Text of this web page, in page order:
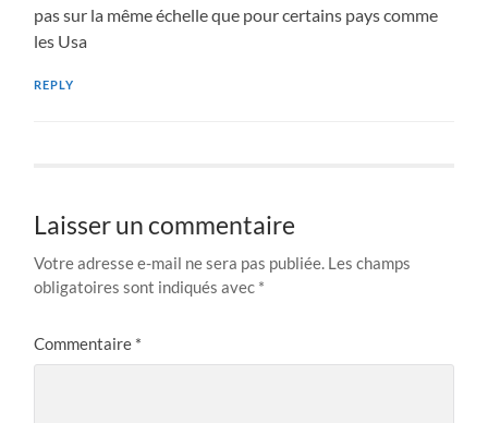
pas sur la même échelle que pour certains pays comme
les Usa
REPLY
Laisser un commentaire
Votre adresse e-mail ne sera pas publiée. Les champs
obligatoires sont indiqués avec *
Commentaire *